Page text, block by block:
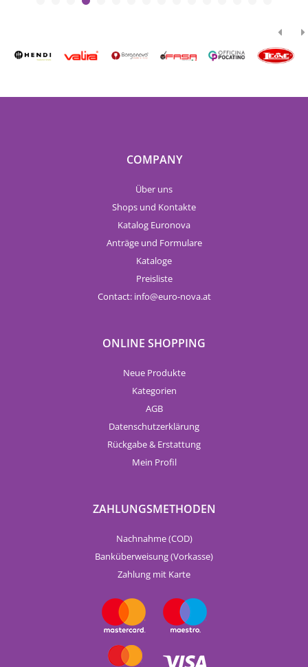
COMPANY
Über uns
Shops und Kontakte
Katalog Euronova
Anträge und Formulare
Kataloge
Preisliste
Contact: info euro-nova.at
ONLINE SHOPPING
Neue Produkte
Kategorien
AGB
Datenschutzerklärung
Rückgabe & Erstattung
Mein Profil
ZAHLUNGSMETHODEN
Nachnahme (COD)
Banküberweisung (Vorkasse)
Zahlung mit Karte